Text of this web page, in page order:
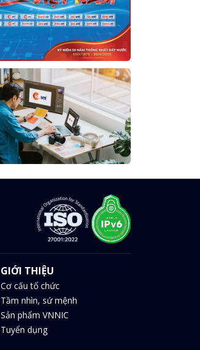
GIỚI THIỆU
Cơ cấu tổ chức
Tầm nhìn, sứ mệnh
Sản phẩm VNNIC
Tuyển dụng